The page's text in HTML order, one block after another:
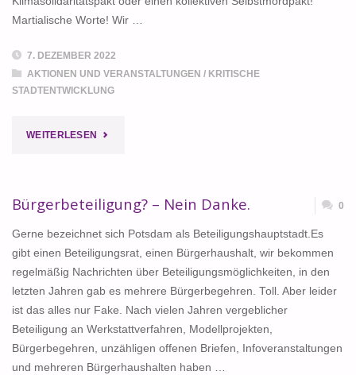
Martialische Worte! Wir …
7. DEZEMBER 2022
AKTIONEN UND VERANSTALTUNGEN / KRITISCHE
STADTENTWICKLUNG
WEITERLESEN "KLEBRIG
KOPF
UND
IM
HANDELN"
Bürgerbeteiligung? – Nein Danke. 0
Gerne bezeichnet sich Potsdam als Beteiligungshauptstadt.Es
gibt einen Beteiligungsrat, einen Bürgerhaushalt, wir bekommen
regelmäßig Nachrichten über Beteiligungsmöglichkeiten, in den
letzten Jahren gab es mehrere Bürgerbegehren. Toll. Aber leider
ist das alles nur Fake. Nach vielen Jahren vergeblicher
Beteiligung an Werkstattverfahren, Modellprojekten,
Bürgerbegehren, unzähligen offenen Briefen, Infoveranstaltungen
und mehreren Bürgerhaushalten haben …